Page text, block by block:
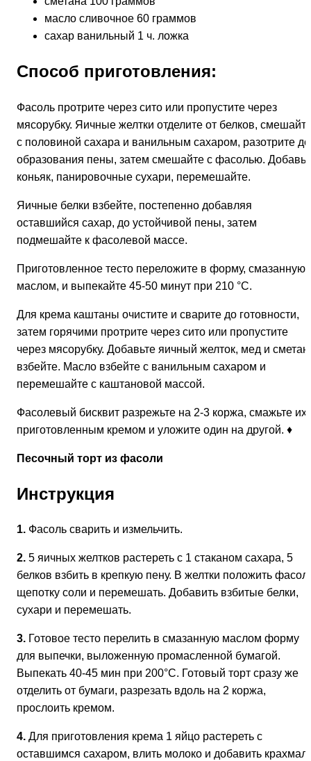
масло сливочное 60 граммов
сахар ванильный 1 ч. ложка
Способ приготовления:
Фасоль протрите через сито или пропустите через
мясорубку. Яичные желтки отделите от белков,
с половиной сахара и ванильным сахаром, разотрите до
образования пены, затем смешайте с фасолью.
коньяк, панировочные сухари, перемешайте.
Яичные белки взбейте, постепенно добавляя
оставшийся сахар, до устойчивой пены, затем
подмешайте к фасолевой массе.
Приготовленное тесто переложите в форму, смазанную
маслом, и выпекайте 45-50 минут при 210 °С.
Для крема каштаны очистите и сварите до готовности,
затем горячими протрите через сито или пропустите
через мясорубку. Добавьте яичный желток, мед и
взбейте. Масло взбейте с ванильным сахаром и
перемешайте с каштановой массой.
Фасолевый бисквит разрежьте на 2-3 коржа, смажьте их
приготовленным кремом и уложите один на другой. ♦
Песочный торт из фасоли
Инструкция
1. Фасоль сварить и измельчить.
2. 5 яичных желтков растереть с 1 стаканом сахара, 5
белков взбить в крепкую пену. В желтки положить
щепотку соли и перемешать. Добавить взбитые белки,
сухари и перемешать.
3. Готовое тесто перелить в смазанную маслом форму
для выпечки, выложенную промасленной бумагой.
Выпекать 40-45 мин при 200°С. Готовый торт сразу же
отделить от бумаги, разрезать вдоль на 2 коржа,
прослоить кремом.
4. Для приготовления крема 1 яйцо растереть с
оставшимся сахаром, влить молоко и добавить крахмал.